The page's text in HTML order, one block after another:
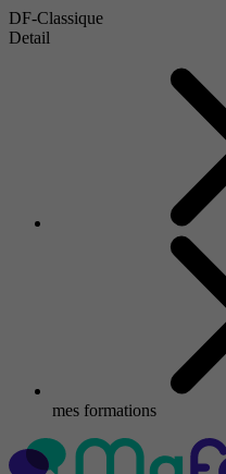
DF-Classique
Detail
mes formations